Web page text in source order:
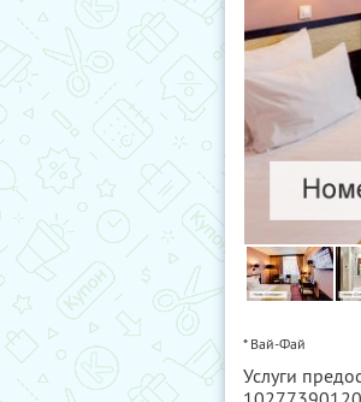
* Вай-Фай
Услуги